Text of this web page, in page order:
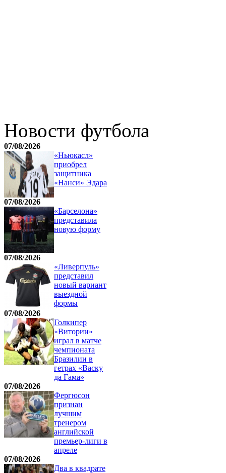
Новости футбола
07/08/2026
«Ньюкасл»
приобрел
защитника
«Нанси» Эдара
07/08/2026
«Барселона»
представила
новую форму
07/08/2026
«Ливерпуль»
представил
новый вариант
выездной
формы
07/08/2026
Голкипер
«Витории»
играл в матче
чемпионата
Бразилии в
гетрах «Васку
да Гама»
07/08/2026
Фергюсон
признан
лучшим
тренером
английской
премьер-лиги в
апреле
07/08/2026
Два в квадрате